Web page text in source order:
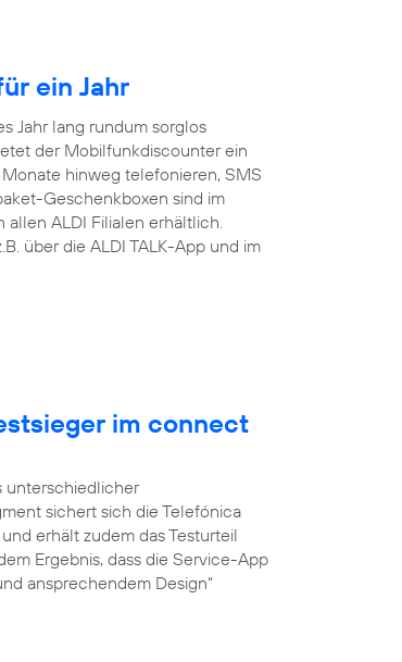
ein Jahr
Jahr lang rundum sorglos
der Mobilfunkdiscounter ein
hinweg telefonieren, SMS
Geschenkboxen sind im
allen ALDI Filialen erhältlich.
über die ALDI TALK-App und im
im connect
unterschiedlicher
sichert sich die Telefónica
erhält zudem das Testurteil
Ergebnis, dass die Service-App
ansprechendem Design“